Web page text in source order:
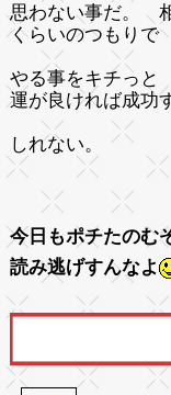
思わない事だ。
くらいのつもりで
やる事をキチっ
運が良ければ成功
しれない。
今日もポチたのむ
読み逃げすんなよ